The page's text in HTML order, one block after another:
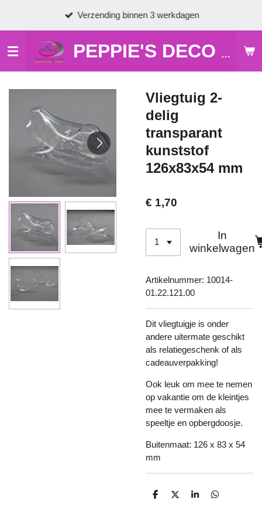
de
hoofdinhoud
PEPPIE'S DECO & HOBBY
Verzending binnen 3 werkdagen
Vliegtuig 2-
delig
transparant
kunststof
126x83x54 mm
€ 1,70
In
winkelwagen
Artikelnummer: 10014-
01.22.121.00
Dit vliegtuigje is onder
andere uitermate geschikt
als relatiegeschenk of als
cadeauverpakking!
Ook leuk om mee te nemen
op vakantie om de kleintjes
mee te vermaken als
speeltje en opbergdoosje.
Buitenmaat: 126 x 83 x 54
mm
D
D
S
D